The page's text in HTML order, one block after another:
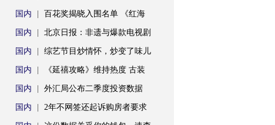
国内 百花奖揭晓入围名单 《红海
国内 北京日报：非遗与爆款电视剧
国内 综艺节目炒情怀，炒变了味儿
国内 《延禧攻略》维持热度 古装
国内 外汇局公布二季度投资数据
国内 2年不网签还起诉购房者要求